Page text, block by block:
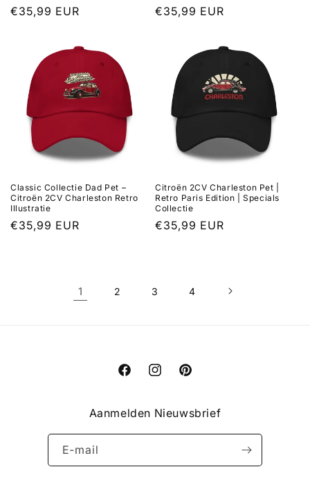
Normale
€35,99 EUR
Normale
€35,99 EUR
Classic Collectie Dad Pet –
Citroën 2CV Charleston Retro
Illustratie
Normale
€35,99 EUR
Citroën 2CV Charleston Pet |
Retro Paris Edition | Specials
Collectie
Normale
€35,99 EUR
1 2 3 4
FacebookInstagramPinterest
Aanmelden Nieuwsbrief
E‑mail